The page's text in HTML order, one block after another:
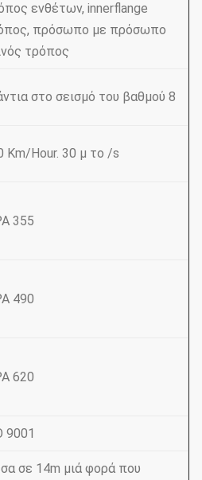
ενθέτων, innerflange
πρόσωπο με πρόσωπο
τρόπος
στο σεισμό του βαθμού 8
Km/Hour. 30 μ το /s
355
490
620
9001
σε 14m μιά φορά που